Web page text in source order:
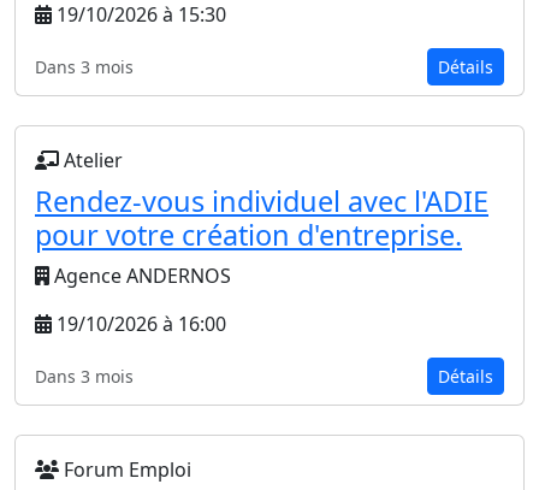
19/10/2026 à 15:30
Dans 3 mois Détails
Atelier
Rendez-vous individuel avec l'ADIE
pour votre création d'entreprise.
Agence ANDERNOS
19/10/2026 à 16:00
Dans 3 mois Détails
Forum Emploi